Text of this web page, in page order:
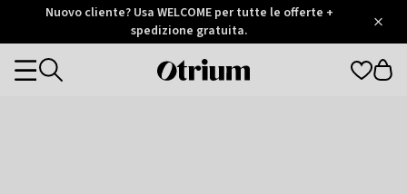
Otrium
Trustpilot
Nuovo cliente? Usa WELCOME per tutte le offerte +
spedizione gratuita.
Otrium
Categories